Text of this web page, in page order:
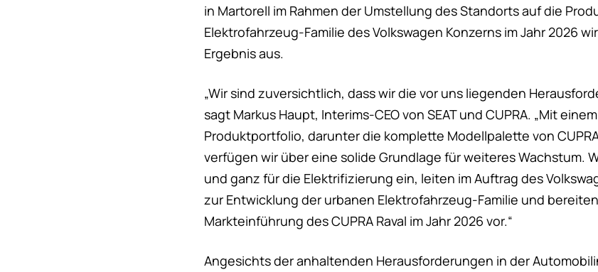
in Martorell im Rahmen der Umstellung des Standorts auf die
Elektrofahrzeug-Familie des Volkswagen Konzerns im Jahr 2026
Ergebnis aus.
„Wir sind zuversichtlich, dass wir die vor uns liegenden
sagt Markus Haupt, Interims-CEO von SEAT und CUPRA. „Mit
Produktportfolio, darunter die komplette Modellpalette von
verfügen wir über eine solide Grundlage für weiteres Wachstum.
und ganz für die Elektrifizierung ein, leiten im Auftrag des
zur Entwicklung der urbanen Elektrofahrzeug-Familie und
Markteinführung des CUPRA Raval im Jahr 2026 vor.“
Angesichts der anhaltenden Herausforderungen in der